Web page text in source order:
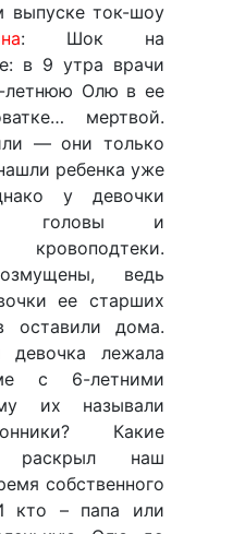
выпуске ток-шоу
: Шок на
в 9 утра врачи
летнюю Олю в ее
мертвой.
— они только
ребенка уже
у девочки
головы и
кровоподтеки.
ведь
ее старших
оставили дома.
девочка лежала
с 6-летними
их называли
Какие
раскрыл наш
собственного
кто – папа или